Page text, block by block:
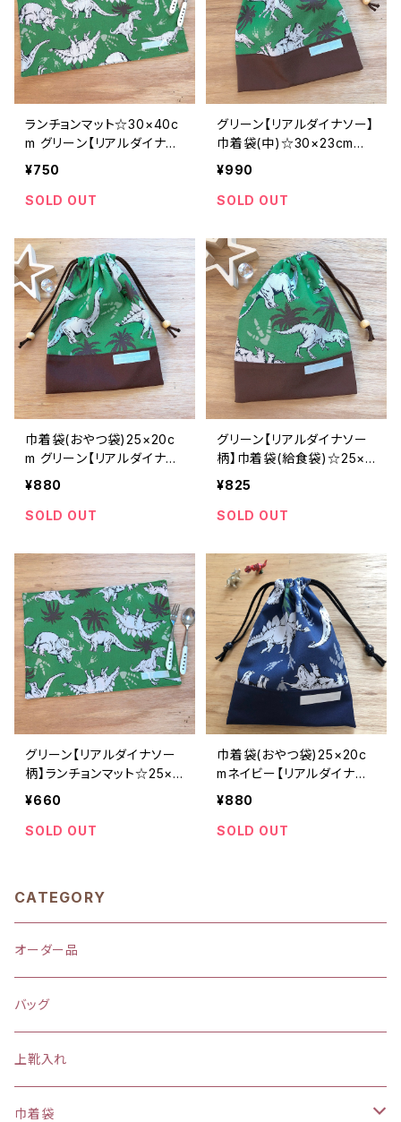
ランチョンマット☆30×40c
m グリーン【リアルダイナソ
ー柄】 ★RM2.｜通園通学
オーダーHoshizora☆ほし
¥750
SOLD OUT
グリーン【リアルダイナソー】
巾着袋(中)☆30×23cm★K
C.｜通園用のかわいいトー
hizora☆ほしぞら
¥990
SOLD OUT
巾着袋(おやつ袋)25×20c
m グリーン【リアルダイナソ
ー】 ★KY.20｜通園通学用
ーダーHoshizora☆ほしぞ
¥880
SOLD OUT
グリーン【リアルダイナソー
柄】巾着袋(給食袋)☆25×2
0cm★KB.｜通園用のかわ
ックHoshizora☆ほしぞら
¥825
SOLD OUT
グリーン【リアルダイナソー
柄】ランチョンマット☆25×3
5cm★RM.｜通園用のかわ
ックHoshizora☆ほしぞら
¥660
SOLD OUT
巾着袋(おやつ袋)25×20c
mネイビー【リアルダイナソ
ー】★KY.｜通園通学用の
ダーHoshizora☆ほしぞら
¥880
SOLD OUT
CATEGORY
オーダー品
バッグ
上靴入れ
巾着袋